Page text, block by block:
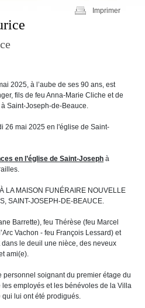
Imprimer
2025, à l’aube de ses 90 ans, est
fils de feu Anna-Marie Cliche et de
Saint-Joseph-de-Beauce.
26 mai 2025 en l'église de Saint-
en l’église de Saint-Joseph à
LA MAISON FUNÉRAIRE NOUVELLE
SAINT-JOSEPH-DE-BEAUCE.
Barrette), feu Thérèse (feu Marcel
Vachon - feu François Lessard) et
le deuil une nièce, des neveux
ami(e).
personnel soignant du premier étage du
employés et les bénévoles de la Villa
qui lui ont été prodigués.